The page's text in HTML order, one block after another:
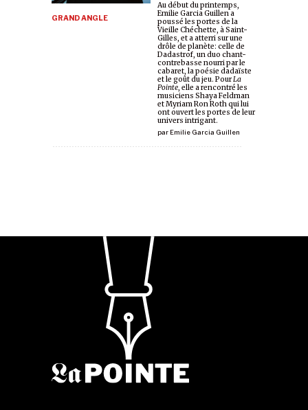
GRAND ANGLE
parEmilie Garcia Guillen
Au début du printemps,
Emilie Garcia Guillen a
poussé les portes de la
Vieille Chéchette, à Saint-
Gilles, et a atterri sur une
drôle de planète: celle de
Dadastrof, un duo chant-
contrebasse nourri par le
cabaret, la poésie dadaïste
et le goût du jeu. PourLa
Pointe, elle a rencontré les
musiciens Shaya Feldman
et Myriam Ron Roth qui lui
ont ouvert les portes de leur
univers intrigant.